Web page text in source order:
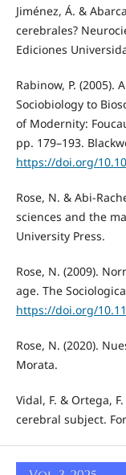
Jiménez, Á. &
cerebrales?
Ediciones
Rabinow, P.
Sociobiology to
of Modernity:
pp. 179–193.
https://doi.org/
Rose, N. & Abi-
sciences and the
University Press.
Rose, N. (2009).
age. The
https://doi.org/
Rose, N. (2020).
Morata.
Vidal, F. & Ortega,
cerebral subject.